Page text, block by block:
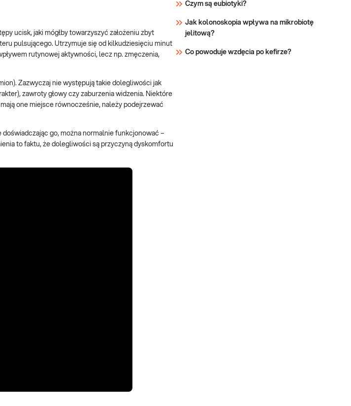
ucisk, jaki mógłby towarzyszyć założeniu zbyt
pulsującego. Utrzymuje się od kilkudziesięciu minut
rutynowej aktywności, lecz np. zmęczenia,
Zazwyczaj nie występują takie dolegliwości jak
zawroty głowy czy zaburzenia widzenia. Niektóre
one miejsce równocześnie, należy podejrzewać
doświadczając go, można normalnie funkcjonować –
to faktu, że dolegliwości są przyczyną dyskomfortu
Czym są eubiotyki?
Jak kolonoskopia wpływa na mikrobiotę
jelitową?
Co powoduje wzdęcia po kefirze?